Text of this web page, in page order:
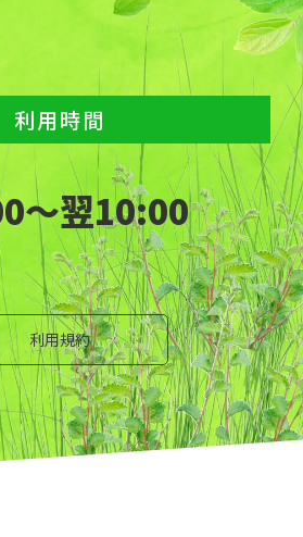
利用時間
～翌10:00
利用規約